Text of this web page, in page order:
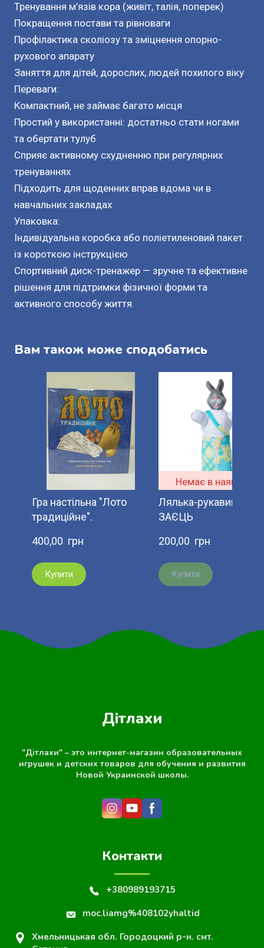
Тренування м’язів кора (живіт, талія, поперек)
Покращення постави та рівноваги
Профілактика сколіозу та зміцнення опорно-
рухового апарату
Заняття для дітей, дорослих, людей похилого віку
Переваги:
Компактний, не займає багато місця
Простий у використанні: достатньо стати ногами
та обертати тулуб
Сприяє активному схудненню при регулярних
тренуваннях
Підходить для щоденних вправ вдома чи в
навчальних закладах
Упаковка:
Індивідуальна коробка або поліетиленовий пакет
із короткою інструкцією
Спортивний диск-тренажер — зручне та ефективне
рішення для підтримки фізичної форми та
активного способу життя.
Вам також може сподобатись
Гра настільна "Лото
традиційне".
400,00  грн
Купити
Немає в наявності
Лялька-рукавиця
ЗАЄЦЬ
200,00  грн
Купити
Дітлахи
"Дітлахи" – это интернет-магазин образовательных
игрушек и детских товаров для обучения и развития
Новой Украинской школы.
Контакти
+380989193715
moc.liamg%408102yhaltid
Хмельницькая обл. Городоцкий р-н. смт.